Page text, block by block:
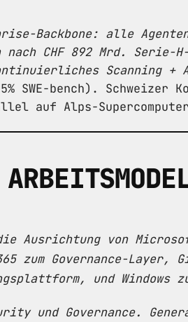
Backbone: alle
CHF 892 Mrd. Serie-H-
Scanning +
SWE-bench). Schweizer
auf Alps-
von
zum Governance-Layer,
und Windows
und Governance.